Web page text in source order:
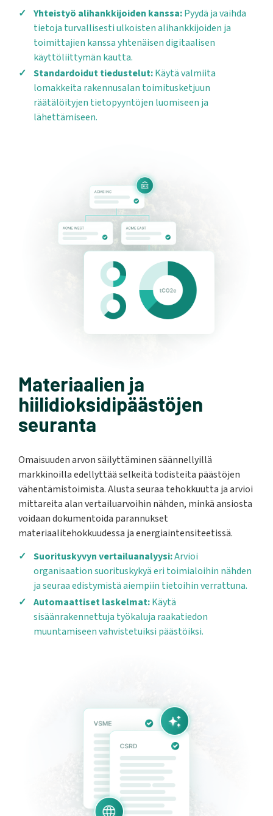
Yhteistyö alihankkijoiden kanssa:Pyydä ja vaihda
tietoja turvallisesti ulkoisten alihankkijoiden ja
toimittajien kanssa yhtenäisen digitaalisen
käyttöliittymän kautta.
Standardoidut tiedustelut:Käytä valmiita
lomakkeita rakennusalan toimitusketjuun
räätälöityjen tietopyyntöjen luomiseen ja
lähettämiseen.
Materiaalien ja
hiilidioksidipäästöjen
seuranta
Omaisuuden arvon säilyttäminen säännellyillä
markkinoilla edellyttää selkeitä todisteita päästöjen
vähentämistoimista. Alusta seuraa tehokkuutta ja arvioi
mittareita alan vertailuarvoihin nähden, minkä ansiosta
voidaan dokumentoida parannukset
materiaalitehokkuudessa ja energiaintensiteetissä.
Suorituskyvyn vertailuanalyysi:Arvioi
organisaation suorituskykyä eri toimialoihin nähden
ja seuraa edistymistä aiempiin tietoihin verrattuna.
Automaattiset laskelmat:Käytä
sisäänrakennettuja työkaluja raakatiedon
muuntamiseen vahvistetuiksi päästöiksi.